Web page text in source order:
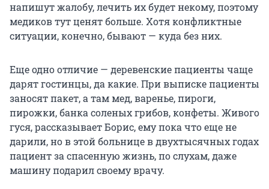
напишут жалобу, лечить их будет некому, поэтому
медиков тут ценят больше. Хотя конфликтные
ситуации, конечно, бывают — куда без них.
Еще одно отличие — деревенские пациенты чаще
дарят гостинцы, да какие. При выписке пациенты
заносят пакет, а там мед, варенье, пироги,
пирожки, банка соленых грибов, конфеты. Живого
гуся, рассказывает Борис, ему пока что еще не
дарили, но в этой больнице в двухтысячных годах
пациент за спасенную жизнь, по слухам, даже
машину подарил своему врачу.